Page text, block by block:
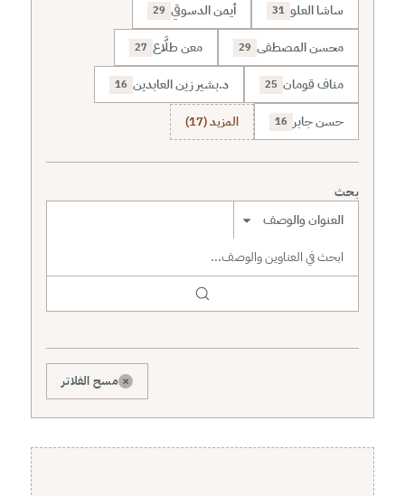
ساشا العلو 31 أيمن الدسوقي 29
محسن المصطفى 29 معن طلَّاع 27
مناف قومان 25 د.بشير زين العابدين 16
حسن جابر 16 المزيد (17)
بحث
نطاق البحث
× مسح الفلاتر